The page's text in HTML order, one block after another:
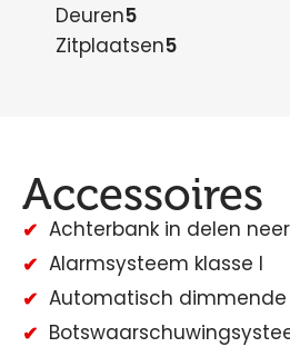
Deuren5
Zitplaatsen5
Accessoires
Achterbank in delen
Alarmsysteem klasse I
Automatisch